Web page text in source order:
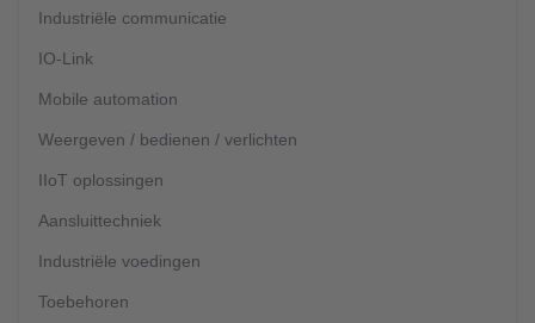
Industriële communicatie
IO-Link
Mobile automation
Weergeven / bedienen / verlichten
IIoT oplossingen
Aansluittechniek
Industriële voedingen
Toebehoren